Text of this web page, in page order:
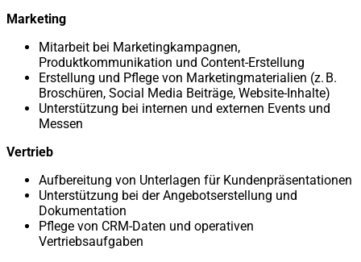
Marketing
Mitarbeit bei Marketingkampagnen,
Produktkommunikation und Content-Erstellung
Erstellung und Pflege von Marketingmaterialien (z. B.
Broschüren, Social Media Beiträge, Website-Inhalte)
Unterstützung bei internen und externen Events und
Messen
Vertrieb
Aufbereitung von Unterlagen für Kundenpräsentationen
Unterstützung bei der Angebotserstellung und
Dokumentation
Pflege von CRM-Daten und operativen
Vertriebsaufgaben